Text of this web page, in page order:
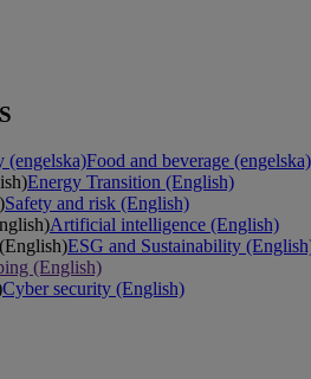
(engelska)Food and beverage (engelska)
Energy Transition (English)
Safety and risk (English)
Artificial intelligence (English)
ESG and Sustainability
(English)
Cyber security (English)